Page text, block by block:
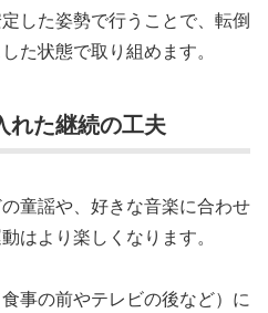
した姿勢で行うことで、転倒
た状態で取り組めます。
れた継続の工夫
童謡や、好きな音楽に合わせ
はより楽しくなります。
事の前やテレビの後など）に